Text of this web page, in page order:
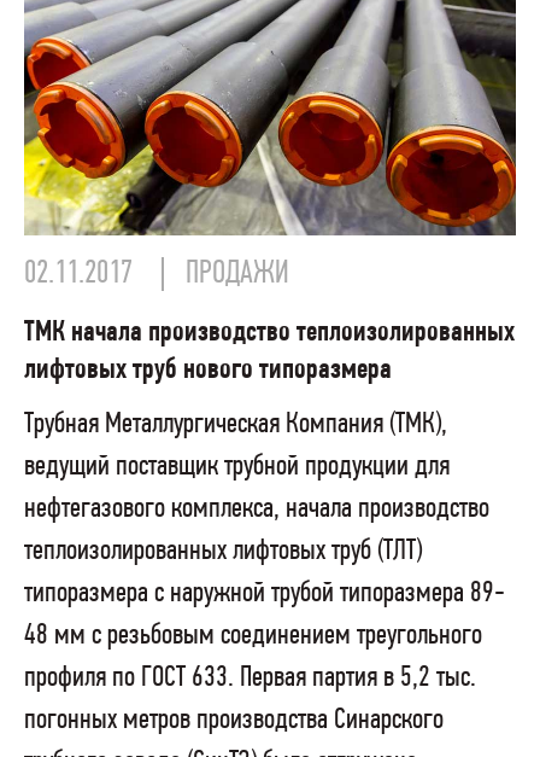
02.11.2017 ПРОДАЖИ
ТМК начала производство теплоизолированных
лифтовых труб нового типоразмера
Трубная Металлургическая Компания (ТМК),
ведущий поставщик трубной продукции для
нефтегазового комплекса, начала производство
теплоизолированных лифтовых труб (ТЛТ)
типоразмера с наружной трубой типоразмера 89-
48 мм с резьбовым соединением треугольного
профиля по ГОСТ 633. Первая партия в 5,2 тыс.
погонных метров производства Синарского